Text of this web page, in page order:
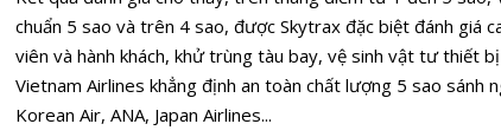
chuẩn 5 sao và trên 4 sao, được Skytrax đặc biệt đánh giá
viên và hành khách, khử trùng tàu bay, vệ sinh vật tư thiết
Vietnam Airlines khẳng định an toàn chất lượng 5 sao sánh
Korean Air, ANA, Japan Airlines...